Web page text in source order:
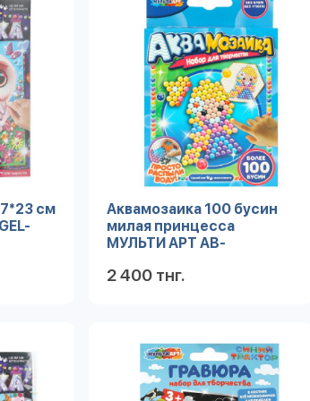
см
Аквамозаика 100 бусин
милая принцесса
МУЛЬТИ АРТ AB-
2 400 тнг.